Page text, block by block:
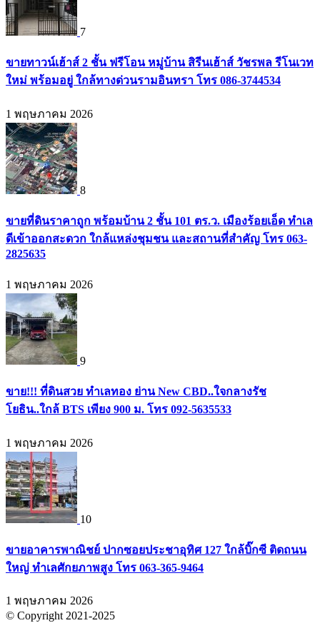
7
ขายทาวน์เฮ้าส์ 2 ชั้น ฟรีโอน หมู่บ้าน สิรีนเฮ้าส์ วัชรพล รีโนเวท
ใหม่ พร้อมอยู่ ใกล้ทางด่วนรามอินทรา โทร 086-3744534
1 พฤษภาคม 2026
8
ขายที่ดินราคาถูก พร้อมบ้าน 2 ชั้น 101 ตร.ว. เมืองร้อยเอ็ด ทำเล
ดีเข้าออกสะดวก ใกล้แหล่งชุมชน และสถานที่สำคัญ โทร 063-
2825635
1 พฤษภาคม 2026
9
ขาย!!! ที่ดินสวย ทำเลทอง ย่าน New CBD..ใจกลางรัช
โยธิน..ใกล้ BTS เพียง 900 ม. โทร 092-5635533
1 พฤษภาคม 2026
10
ขายอาคารพาณิชย์ ปากซอยประชาอุทิศ 127 ใกล้บิ๊กซี ติดถนน
ใหญ่ ทำเลศักยภาพสูง โทร 063-365-9464
1 พฤษภาคม 2026
© Copyright 2021-2025